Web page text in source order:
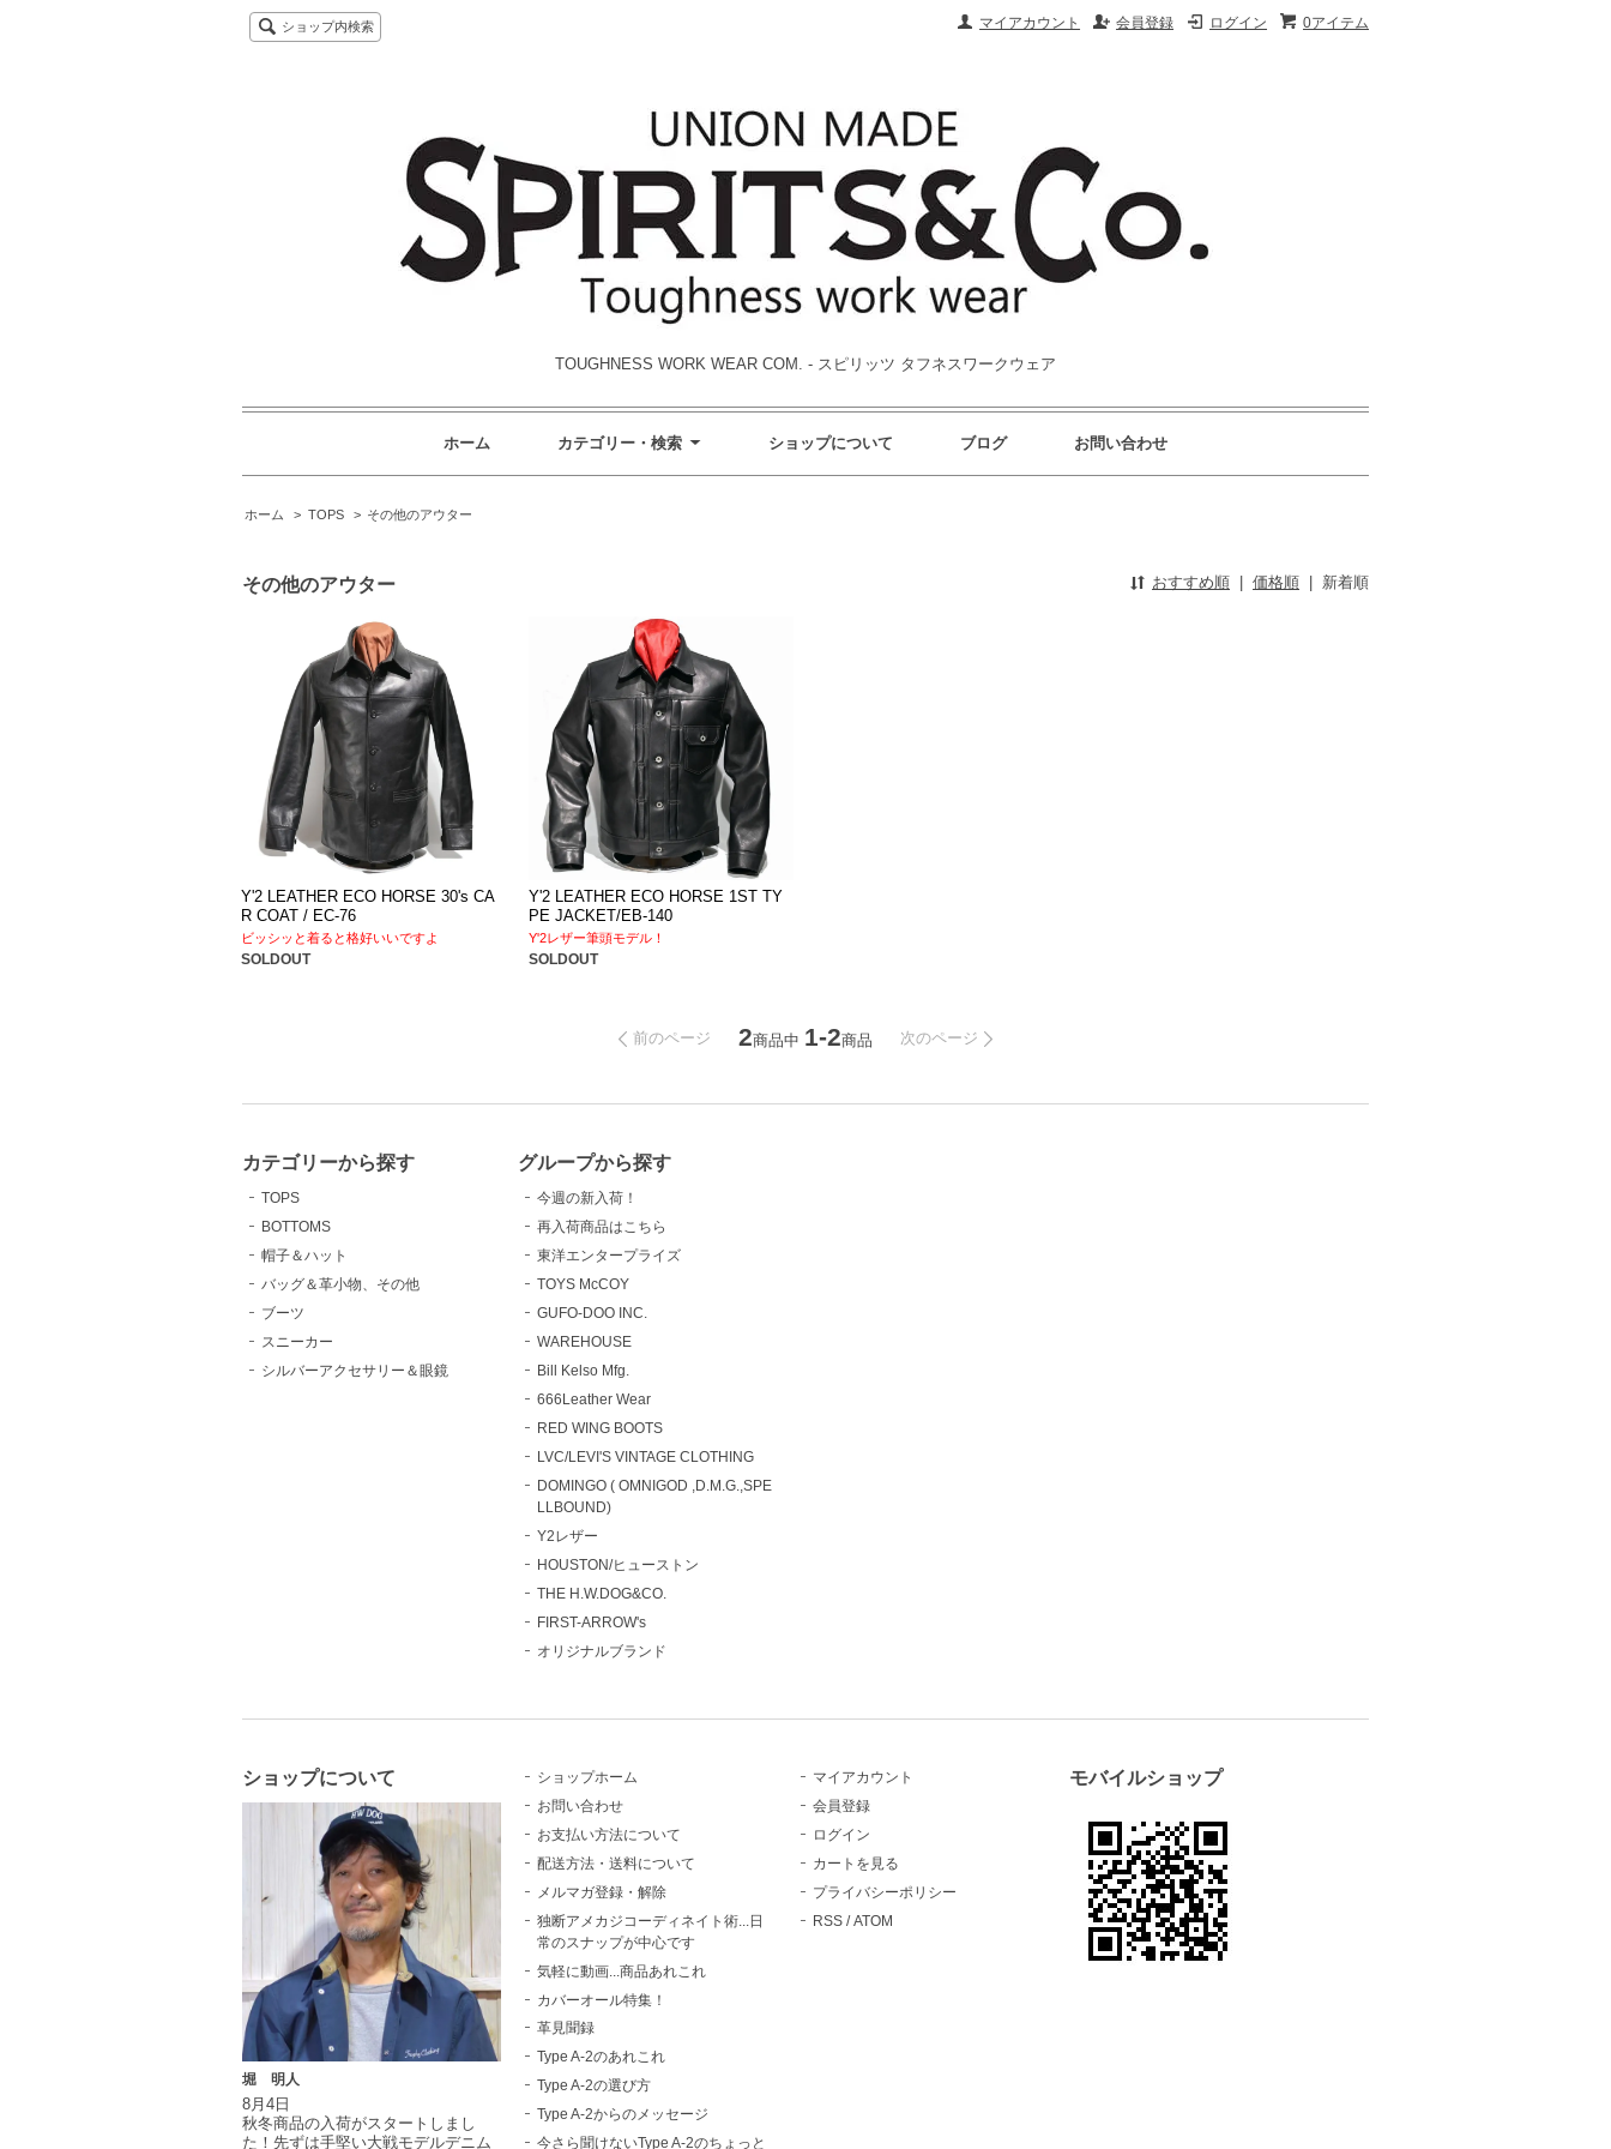
0アイテム
ログイン
会員登録
マイアカウント
ショップ内検索
TOUGHNESS WORK WEAR COM. - スピリッツ タフネスワークウェア
ホーム カテゴリー・検索 ショップについて ブログ お問い合わせ
ホーム > TOPS > その他のアウター
その他のアウター おすすめ順 | 価格順 | 新着順
Y'2 LEATHER ECO HORSE 30's CA
R COAT / EC-76
ビッシッと着ると格好いいですよ
SOLDOUT
Y'2 LEATHER ECO HORSE 1ST TY
PE JACKET/EB-140
Y'2レザー筆頭モデル！
SOLDOUT
前のページ 2商品中 1-2商品 次のページ
カテゴリーから探す
TOPS
BOTTOMS
帽子＆ハット
バッグ＆革小物、その他
ブーツ
スニーカー
シルバーアクセサリー＆眼鏡
グループから探す
今週の新入荷！
再入荷商品はこちら
東洋エンタープライズ
TOYS McCOY
GUFO-DOO INC.
WAREHOUSE
Bill Kelso Mfg.
666Leather Wear
RED WING BOOTS
LVC/LEVI'S VINTAGE CLOTHING
DOMINGO ( OMNIGOD ,D.M.G.,SPE
LLBOUND)
Y2レザー
HOUSTON/ヒューストン
THE H.W.DOG&CO.
FIRST-ARROW's
オリジナルブランド
ショップについて
堀 明人
8月4日
秋冬商品の入荷がスタートしまし
た！先ずは手堅い大戦モデルデニム
ショップホーム
お問い合わせ
お支払い方法について
配送方法・送料について
メルマガ登録・解除
独断アメカジコーディネイト術...日
常のスナップが中心です
気軽に動画...商品あれこれ
カバーオール特集！
革見聞録
Type A-2のあれこれ
Type A-2の選び方
Type A-2からのメッセージ
今さら聞けないType A-2のちょっと
マイアカウント
会員登録
ログイン
カートを見る
プライバシーポリシー
RSS /ATOM
モバイルショップ